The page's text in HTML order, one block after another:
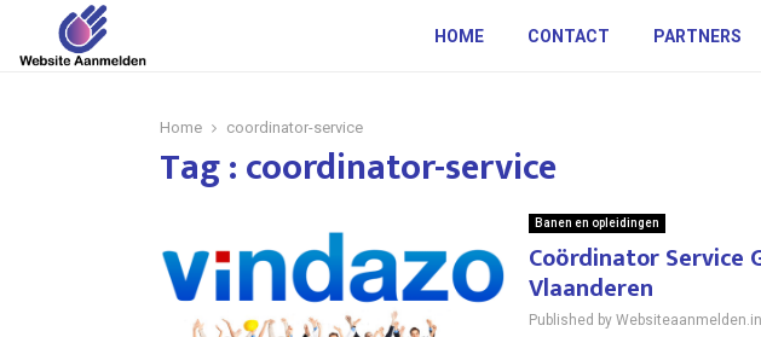
HOME CONTACT PARTNERS
Home coordinator-service
Tag : coordinator-service
Banen en opleidingen
Coördinator Service
Vlaanderen
Published by